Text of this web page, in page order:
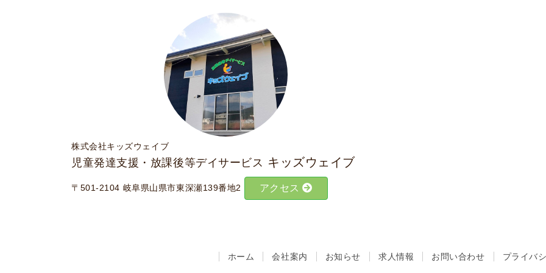
株式会社キッズウェイブ
児童発達支援・放課後等デイサービス キッズウェイブ
〒501-2104 岐阜県山県市東深瀬139番地2 アクセス
ホーム 会社案内 お知らせ 求人情報 お問い合わせ プライバ